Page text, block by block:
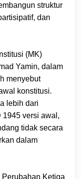
struktur
dan
(MK)
Yamin, dalam
menyebut
konstitusi.
lebih dari
1945 versi awal,
tidak secara
dalam
Ketiga